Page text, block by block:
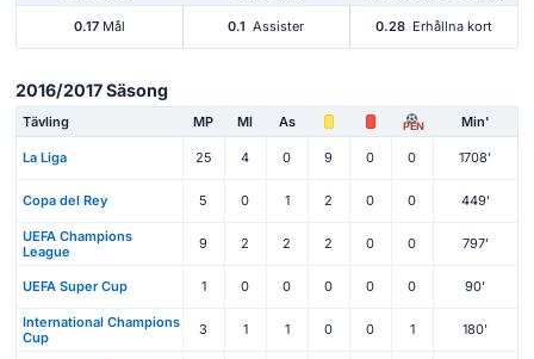
0.17Mål 0.1 Assister 0.28 Erhållna kort
2016/2017 Säsong
Tävling MP Ml As PEN Min'
La Liga 25 4 0 9 0 0 1708'
Copa del Rey 5 0 1 2 0 0 449'
UEFA Champions
League
9 2 2 2 0 0 797'
UEFA Super Cup 1 0 0 0 0 0 90'
International Champions
Cup
3 1 1 0 0 1 180'